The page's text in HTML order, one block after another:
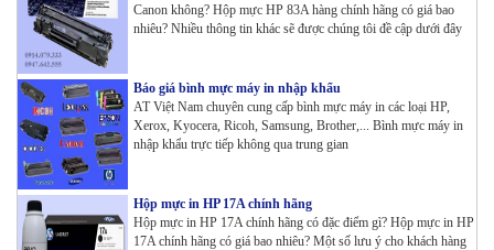
Canon không? Hộp mực HP 83A hàng chính hãng có giá bao
nhiêu? Nhiều thông tin khác sẽ được chúng tôi đề cập dưới đây
Báo giá bình mực máy in nhập khẩu
AT Việt Nam chuyên cung cấp bình mực máy in các loại HP,
Xerox, Kyocera, Ricoh, Samsung, Brother,... Bình mực máy in
nhập khẩu trực tiếp không qua trung gian
Hộp mực in HP 17A chính hãng
Hộp mực in HP 17A chính hãng có đặc điểm gì? Hộp mực in HP
17A chính hãng có giá bao nhiêu? Một số lưu ý cho khách hàng